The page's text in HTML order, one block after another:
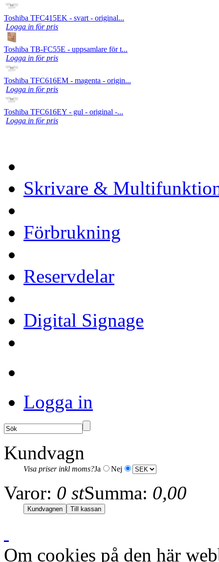
Toshiba TFC415EK - svart - original...
Logga in för pris
Toshiba TB-FC55E - uppsamlare för t...
Logga in för pris
Toshiba TFC616EM - magenta - origin...
Logga in för pris
Toshiba TFC616EY - gul - original -...
Logga in för pris
Skrivare &
Förbrukning
Reservdelar
Digital Signage
Logga in
Kundvagn
Visa priser inkl moms?Ja Nej
Varor: 0 stSumma: 0,00
Om cookies på den här